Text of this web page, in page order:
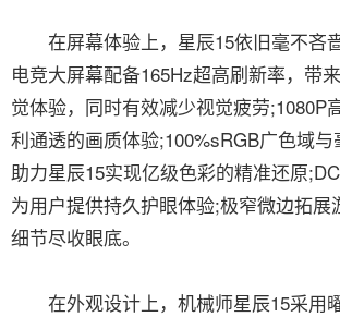
在屏幕体验上，星辰15依旧毫不吝
电竞大屏幕配备165Hz超高刷新率，带
觉体验，同时有效减少视觉疲劳;1080P
利通透的画质体验;100%sRGB广色域
助力星辰15实现亿级色彩的精准还原
为用户提供持久护眼体验;极窄微边拓展
细节尽收眼底。
在外观设计上，机械师星辰15采用